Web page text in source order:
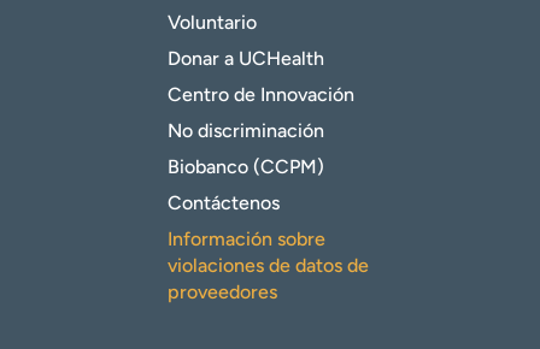
Voluntario
Donar a UCHealth
Centro de Innovación
No discriminación
Biobanco (CCPM)
Contáctenos
Información sobre
violaciones de datos de
proveedores